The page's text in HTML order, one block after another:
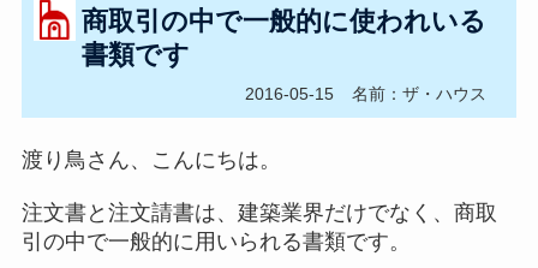
商取引の中で一般的に使われいる
書類です
2016-05-15 名前：ザ・ハウス
渡り鳥さん、こんにちは。
注文書と注文請書は、建築業界だけでなく、商取
引の中で一般的に用いられる書類です。